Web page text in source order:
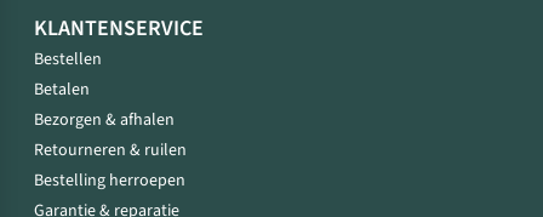
KLANTENSERVICE
Bestellen
Betalen
Bezorgen & afhalen
Retourneren & ruilen
Bestelling herroepen
Garantie & reparatie